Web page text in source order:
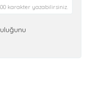
karakter yazabilirsiniz.